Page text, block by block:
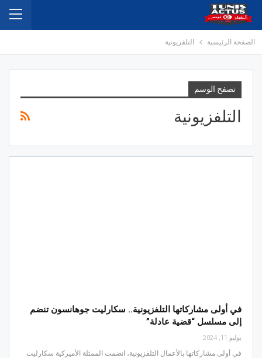
الصفحة الرئيسية التلفزيونية
تصفح الوسم
التلفزيونية
في أولى مشاركاتها التلفزيونية.. سكارليت جوهانسون تنضم
إلى مسلسل “قضية عادلة”
يوليو 11, 2024
في أولى مشاركاتها بالأعمال التلفزيونية، انضمت الممثلة الأميركية سكارليت